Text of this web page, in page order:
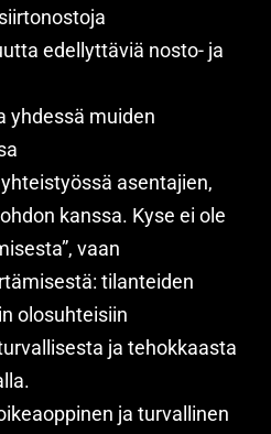
edellyttäviä nosto- ja
yhdessä muiden
asentajien,
kanssa. Kyse ei ole
vaan
tilanteiden
olosuhteisiin
ja tehokkaasta
ja turvallinen